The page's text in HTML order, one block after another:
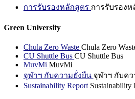
การรับรองหลักสูตร การรับรองห
Green University
Chula Zero Waste Chula Zero
CU Shuttle Bus CU Shuttle Bus
MuvMi MuvMi
จุฬาฯ กับความยั่งยืน จุฬาฯ กับค
Sustainability Report Sustainability